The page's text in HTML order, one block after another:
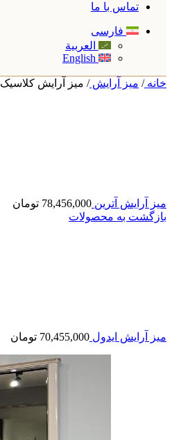
تماس با ما
فارسی
العربية
English
خانه/ میز آرایش/ میز آرایش کلاسیک
میز آرایش آترین 78,456,000 تومان
بازگشت به محصولات
میز آرایش ایدول 70,455,000 تومان